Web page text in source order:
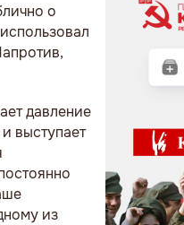
о
давление
выступает
из